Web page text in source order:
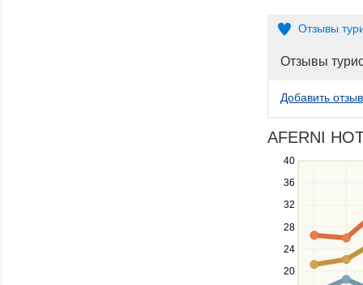
Отзывы
Отзывы
Добавить отзыв
AFERNI
20
24
28
32
36
40
Use
the
and
down
to
navigate